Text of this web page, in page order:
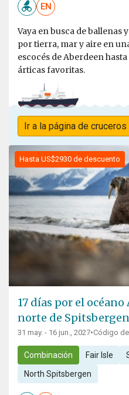
EN
Vaya en busca de ballenas
por tierra, mar y aire en
escocés de Aberdeen
árticas favoritas.
Ir a la página de cruceros
Hasta US$2930 de descuento
17 días por el
norte de Spitsbergen
31 may. - 16 jun., 2027•Código
Combinación Fair Isle
North Spitsbergen